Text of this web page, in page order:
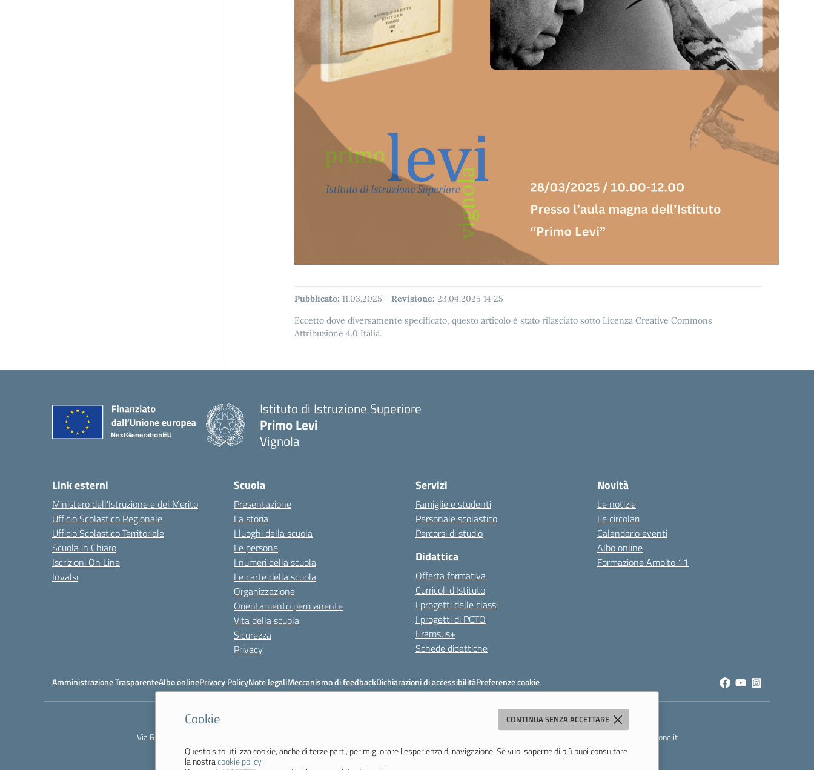
Cookie CONTINUA SENZA ACCETTARE
Questo sito utilizza cookie, anche di terze parti, per migliorare l'esperienza di navigazione. Se vuoi saperne di più puoi consultare
la nostracookie policy.
Pubblicato: 11.03.2025 - Revisione: 23.04.2025 14:25
Eccetto dove diversamente specificato, questo articolo è stato rilasciato sotto Licenza Creative Commons
Attribuzione 4.0 Italia.
Istituto di Istruzione Superiore
Primo Levi
Vignola
Link esterni
Ministero dell'Istruzione e del Merito
Ufficio Scolastico Regionale
Ufficio Scolastico Territoriale
Scuola in Chiaro
Iscrizioni On Line
Invalsi
Scuola
Presentazione
La storia
I luoghi della scuola
Le persone
I numeri della scuola
Le carte della scuola
Organizzazione
Orientamento permanente
Vita della scuola
Sicurezza
Privacy
Servizi
Famiglie e studenti
Personale scolastico
Percorsi di studio
Didattica
Offerta formativa
Curricoli d'Istituto
I progetti delle classi
I progetti di PCTO
Eramsus+
Schede didattiche
Novità
Le notizie
Le circolari
Calendario eventi
Albo online
Formazione Ambito 11
Amministrazione TrasparenteAlbo onlinePrivacy PolicyNote legaliMeccanismo di feedbackDichiarazioni di accessibilitàPreferenze cookie
Via Resistenza, 800 - 41058 Vignola (MO) - Tel. 059 771195 - Fax 059 764354 - Email:
mois00200c@pec.istruzione.it
Codice meccanografico: mois00200c - C.F. 94058180368